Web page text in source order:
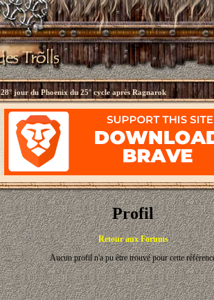
28° jour du Phoenix du 25° cycle après Ragnarok
Profil
Retour aux Forums
Aucun profil n'a pu être trouvé pour cette